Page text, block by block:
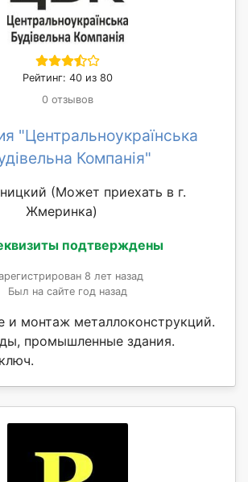
Рейтинг: 40 из 80
0 отзывов
"Центральноукраїнська
Компанія"
(Может приехать в г.
Жмеринка)
подтверждены
8 лет назад
Был на сайте год назад
и монтаж металлоконструкций.
промышленные здания.